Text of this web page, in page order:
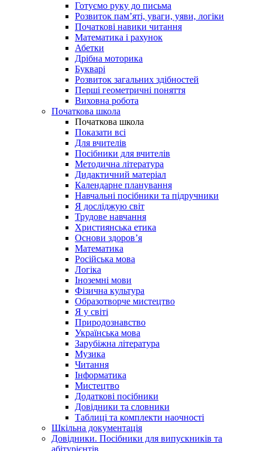
Готуємо руку до письма
Розвиток пам’яті, уваги, уяви, логіки
Початкові навики читання
Математика і рахунок
Абетки
Дрібна моторика
Букварі
Розвиток загальних здібностей
Перші геометричні поняття
Виховна робота
Початкова школа
Початкова школа
Показати всі
Для вчителів
Посібники для вчителів
Методична література
Дидактичний матеріал
Календарне планування
Навчальні посібники та підручники
Я досліджую світ
Трудове навчання
Християнська етика
Основи здоров’я
Математика
Російська мова
Логіка
Іноземні мови
Фізична культура
Образотворче мистецтво
Я у світі
Природознавство
Українська мова
Зарубіжна література
Музика
Читання
Інформатика
Мистецтво
Додаткові посібники
Довідники та словники
Таблиці та комплекти наочності
Шкільна документація
Довідники. Посібники для випускників та
абітурієнтів